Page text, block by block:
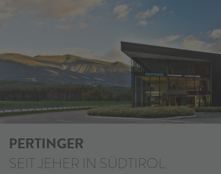
PERTINGER
SEIT JEHER IN SÜDTIROL